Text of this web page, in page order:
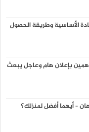
الأساسية وطريقة الحصول
بإعلان هام وعاجل يبعث
– أيهما أفضل لمنزلك؟